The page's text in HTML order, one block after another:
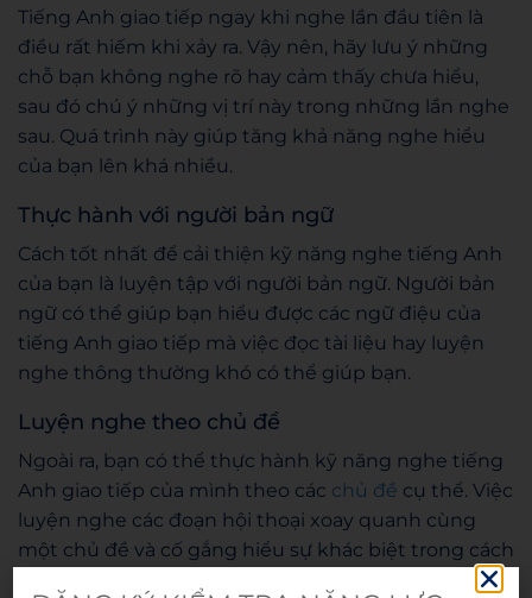
Tiếng Anh giao tiếp ngay khi nghe lần đầu tiên là
điều rất hiếm khi xảy ra. Vậy nên, hãy lưu ý những
chỗ bạn không nghe rõ hay cảm thấy chưa hiểu,
sau đó chú ý những vị trí này trong những lần nghe
sau. Quá trình này giúp tăng khả năng nghe hiểu
của bạn lên khá nhiều.
Thực hành với người bản ngữ
Cách tốt nhất để cải thiện kỹ năng nghe tiếng Anh
của bạn là luyện tập với người bản ngữ. Người bản
ngữ có thể giúp bạn hiểu được các ngữ điệu của
tiếng Anh giao tiếp mà việc đọc tài liệu hay luyện
nghe thông thường khó có thể giúp bạn.
Luyện nghe theo chủ đề
Ngoài ra, bạn có thể thực hành kỹ năng nghe tiếng
Anh giao tiếp của mình theo các chủ đề cụ thể. Việc
luyện nghe các đoạn hội thoại xoay quanh cùng
một chủ đề và cố gắng hiểu sự khác biệt trong cách
sử dụng ngôn ngữ sẽ giúp bạn trở nên quen thuộc